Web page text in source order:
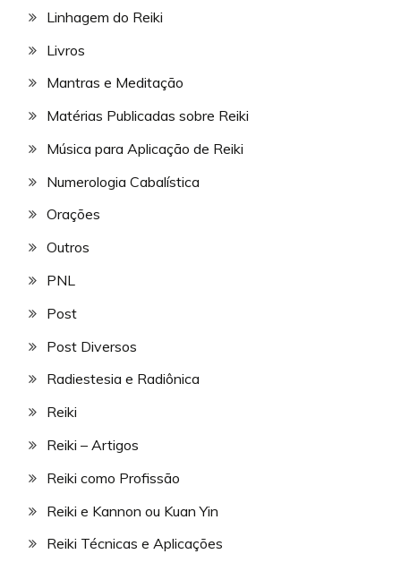
Linhagem do Reiki
Livros
Mantras e Meditação
Matérias Publicadas sobre Reiki
Música para Aplicação de Reiki
Numerologia Cabalística
Orações
Outros
PNL
Post
Post Diversos
Radiestesia e Radiônica
Reiki
Reiki – Artigos
Reiki como Profissão
Reiki e Kannon ou Kuan Yin
Reiki Técnicas e Aplicações